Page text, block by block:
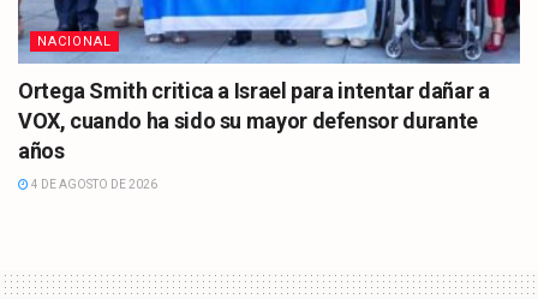
NACIONAL
Ortega Smith critica a Israel para intentar dañar a
VOX, cuando ha sido su mayor defensor durante
años
4 DE AGOSTO DE 2026